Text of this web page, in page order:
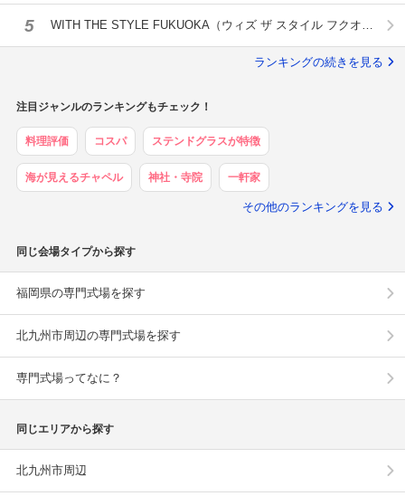
5
WITH THE STYLE FUKUOKA（ウィズ ザ スタイル フクオ
ランキングの続きを見る
注目ジャンルのランキングもチェック！
料理評価 コスパ ステンドグラスが特徴
海が見えるチャペル 神社・寺院 一軒家
その他のランキングを見る
同じ会場タイプから探す
福岡県の専門式場を探す
北九州市周辺の専門式場を探す
専門式場ってなに？
同じエリアから探す
北九州市周辺